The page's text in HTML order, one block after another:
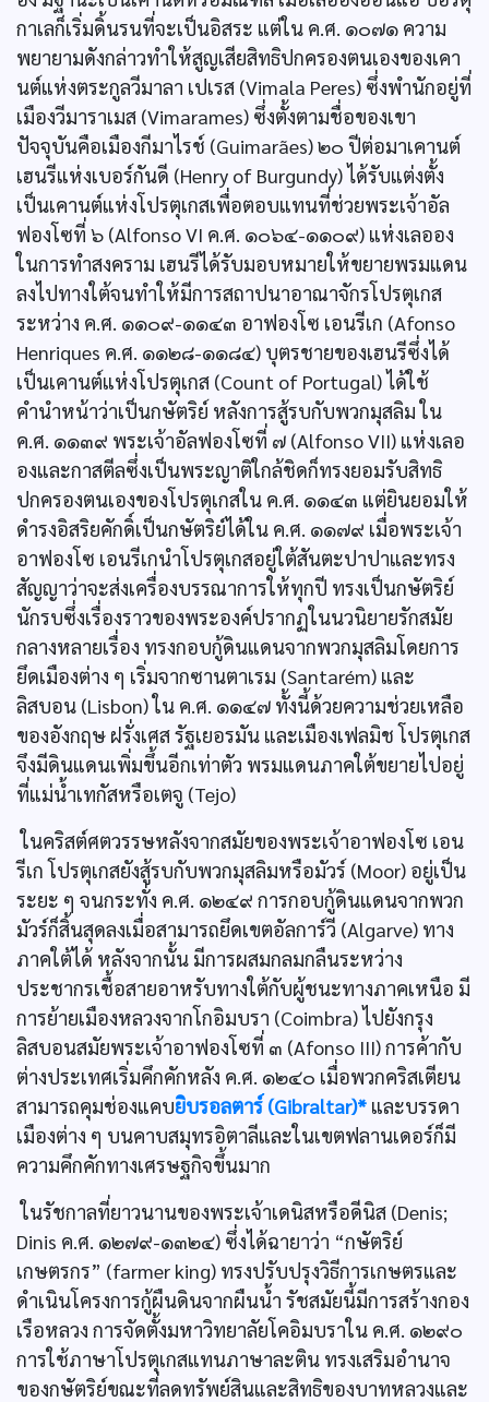
กาเลก็เริ่มดิ้นรนที่จะเป็นอิสระ แต่ใน ค.ศ. ๑๐๗๑ ความ
พยายามดังกล่าวทำให้สูญเสียสิทธิปกครองตนเองของเคา
นต์แห่งตระกูลวีมาลา เปเรส (Vimala Peres) ซึ่งพำนักอยู่ที่
เมืองวีมาราเมส (Vimarames) ซึ่งตั้งตามชื่อของเขา
ปัจจุบันคือเมืองกีมาไรช์ (Guimarães) ๒๐ ปีต่อมาเคานต์
เฮนรีแห่งเบอร์กันดี (Henry of Burgundy) ได้รับแต่งตั้ง
เป็นเคานต์แห่งโปรตุเกสเพื่อตอบแทนที่ช่วยพระเจ้าอัล
ฟองโซที่ ๖ (Alfonso VI ค.ศ. ๑๐๖๔-๑๑๐๙) แห่งเลออง
ในการทำสงคราม เฮนรีได้รับมอบหมายให้ขยายพรมแดน
ลงไปทางใต้จนทำให้มีการสถาปนาอาณาจักรโปรตุเกส
ระหว่าง ค.ศ. ๑๑๐๙-๑๑๔๓ อาฟองโซ เอนรีเก (Afonso
Henriques ค.ศ. ๑๑๒๘-๑๑๘๔) บุตรชายของเฮนรีซึ่งได้
เป็นเคานต์แห่งโปรตุเกส (Count of Portugal) ได้ใช้
คำนำหน้าว่าเป็นกษัตริย์ หลังการสู้รบกับพวกมุสลิม ใน
ค.ศ. ๑๑๓๙ พระเจ้าอัลฟองโซที่ ๗ (Alfonso VII) แห่งเลอ
องและกาสตีลซึ่งเป็นพระญาติใกล้ชิดก็ทรงยอมรับสิทธิ
ปกครองตนเองของโปรตุเกสใน ค.ศ. ๑๑๔๓ แต่ยินยอมให้
ดำรงอิสริยคักดิ์เป็นกษัตริย์ได้ใน ค.ศ. ๑๑๗๙ เมื่อพระเจ้า
อาฟองโซ เอนรีเกนำโปรตุเกสอยู่ใต้สันตะปาปาและทรง
สัญญาว่าจะส่งเครื่องบรรณาการให้ทุกปี ทรงเป็นกษัตริย์
นักรบซึ่งเรื่องราวของพระองค์ปรากฏในนวนิยายรักสมัย
กลางหลายเรื่อง ทรงกอบกู้ดินแดนจากพวกมุสลิมโดยการ
ยึดเมืองต่าง ๆ เริ่มจากซานตาเรม (Santarém) และ
ลิสบอน (Lisbon) ใน ค.ศ. ๑๑๔๗ ทั้งนี้ด้วยความช่วยเหลือ
ของอังกฤษ ฝรั่งเศส รัฐเยอรมัน และเมืองเฟลมิช โปรตุเกส
จึงมีดินแดนเพิ่มขึ้นอีกเท่าตัว พรมแดนภาคใต้ขยายไปอยู่
ที่แม่นํ้าเทกัสหรือเตจู (Tejo)
ในคริสต์ศตวรรษหลังจากสมัยของพระเจ้าอาฟองโซ เอน
รีเก โปรตุเกสยังสู้รบกับพวกมุสลิมหรือมัวร์ (Moor) อยู่เป็น
ระยะ ๆ จนกระทั่ง ค.ศ. ๑๒๔๙ การกอบกู้ดินแดนจากพวก
มัวร์ก็สิ้นสุดลงเมื่อสามารถยึดเขตอัลการ์วี (Algarve) ทาง
ภาคใต้ได้ หลังจากนั้น มีการผสมกลมกลืนระหว่าง
ประชากรเชื้อสายอาหรับทางใต้กับผู้ชนะทางภาคเหนือ มี
การย้ายเมืองหลวงจากโกอิมบรา (Coimbra) ไปยังกรุง
ลิสบอนสมัยพระเจ้าอาฟองโซที่ ๓ (Afonso III) การค้ากับ
ต่างประเทศเริ่มคึกคักหลัง ค.ศ. ๑๒๔๐ เมื่อพวกคริสเตียน
สามารถคุมช่องแคบยิบรอลตาร์ (Gibraltar)* และบรรดา
เมืองต่าง ๆ บนคาบสมุทรอิตาลีและในเขตฟลานเดอร์ก็มี
ความคึกคักทางเศรษฐกิจขึ้นมาก
ในรัชกาลที่ยาวนานของพระเจ้าเดนิสหรือดีนิส (Denis;
Dinis ค.ศ. ๑๒๗๙-๑๓๒๔) ซึ่งได้ฉายาว่า “กษัตริย์
เกษตรกร” (farmer king) ทรงปรับปรุงวิธีการเกษตรและ
ดำเนินโครงการกู้ผืนดินจากผืนนํ้า รัชสมัยนี้มีการสร้างกอง
เรือหลวง การจัดตั้งมหาวิทยาลัยโคอิมบราใน ค.ศ. ๑๒๙๐
การใช้ภาษาโปรตุเกสแทนภาษาละติน ทรงเสริมอำนาจ
ของกษัตริย์ขณะที่ลดทรัพย์สินและสิทธิของบาทหลวงและ